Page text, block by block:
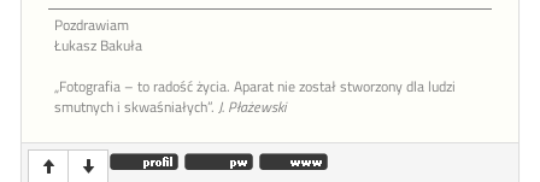
Pozdrawiam
Łukasz Bakuła
„Fotografia – to radość życia. Aparat nie został stworzony dla ludzi
smutnych i skwaśniałych”. J. Płażewski